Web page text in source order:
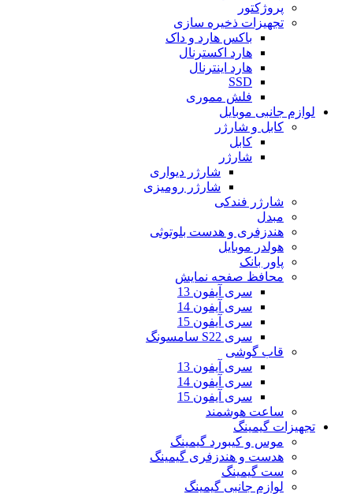
پروژکتور
تجهیزات ذخیره سازی
باکس هارد و داک
هارد اکسترنال
هارد اینترنال
SSD
فلش مموری
لوازم جانبی موبایل
کابل و شارژر
کابل
شارژر
شارژر دیواری
شارژر رومیزی
شارژر فندکی
مبدل
هندزفری و هدست بلوتوثی
هولدر موبایل
پاور بانک
محافظ صفحه نمایش
سری آیفون 13
سری آیفون 14
سری آیفون 15
سری S22 سامسونگ
قاب گوشی
سری آیفون 13
سری آیفون 14
سری آیفون 15
ساعت هوشمند
تجهیزات گیمینگ
موس و کیبورد گیمینگ
هدست و هندزفری گیمینگ
ست گیمینگ
لوازم جانبی گیمینگ